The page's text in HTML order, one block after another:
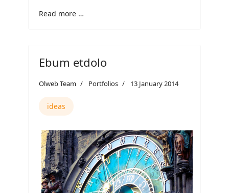
Read more …
Ebum etdolo
Olweb Team Portfolios 13 January 2014
ideas